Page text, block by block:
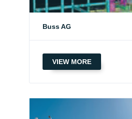
Buss AG
VIEW MORE